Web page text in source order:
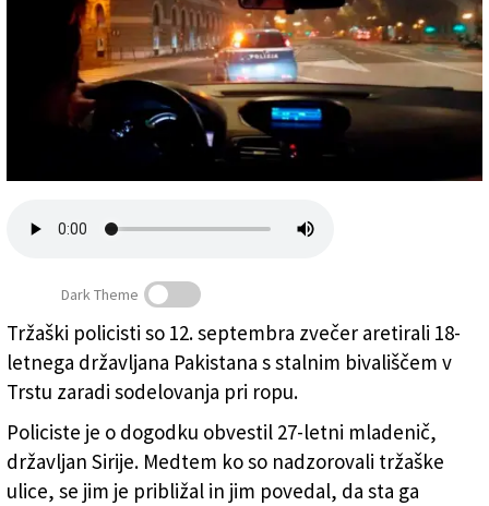
Zadruga PD
Policija, fotografija je simbolična (ARHIV)
Dark Theme
Tržaški policisti so 12. septembra zvečer aretirali 18-
letnega državljana Pakistana s stalnim bivališčem v
Trstu zaradi sodelovanja pri ropu.
Policiste je o dogodku obvestil 27-letni mladenič,
državljan Sirije. Medtem ko so nadzorovali tržaške
ulice, se jim je približal in jim povedal, da sta ga